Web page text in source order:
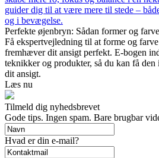
guider dig til at være mere til stede –
og i bevægelse.
Perfekte øjenbryn: Sådan former og
Få ekspertvejledning til at forme og
fremhæver dit ansigt perfekt. E-bogen
teknikker og produkter, så du kan få
dit ansigt.
Læs nu
Tilmeld dig nyhedsbrevet
Gode tips. Ingen spam. Bare brugbar
Hvad er din e-mail?